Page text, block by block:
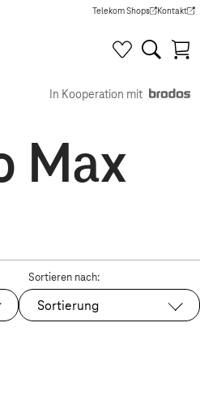
Telekom Shops
(Wird in einem neuen Tab
Kontakt
(Wird in
In Kooperation mit
Max
Sortieren nach:
Sortierung